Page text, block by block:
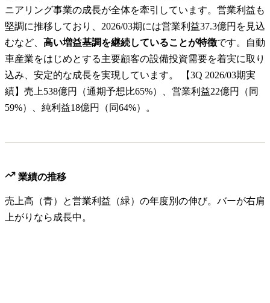
ニアリング事業の成長が全体を牽引しています。営業利益も
堅調に推移しており、2026/03期には営業利益37.3億円を見込
むなど、 高い増益基調を継続していることが特徴です。自動
車産業をはじめとする主要顧客の設備投資需要を着実に取り
込み、安定的な成長を実現しています。 【3Q 2026/03期実
績】売上538億円（通期予想比65%）、営業利益22億円（同
59%）、純利益18億円（同64%）。
業績の推移
売上高（青）と営業利益（緑）の年度別の伸び。バーが右肩
上がりなら成長中。